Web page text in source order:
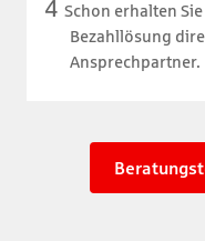
Schon erhalten
Bezahllösung
Ansprechpartner.